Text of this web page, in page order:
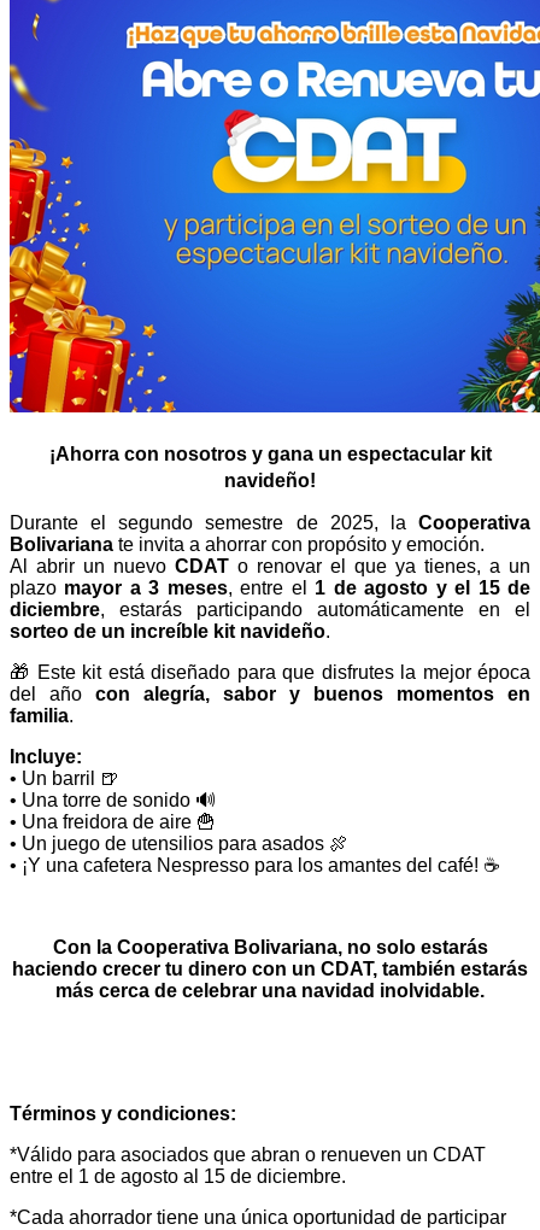
¡Ahorra con nosotros y gana un espectacular kit
navideño!
Durante el segundo semestre de 2025, la Cooperativa
Bolivariana te invita a ahorrar con propósito y emoción.
Al abrir un nuevo CDAT o renovar el que ya tienes, a un
plazo mayor a 3 meses, entre el 1 de agosto y el 15 de
diciembre, estarás participando automáticamente en el
sorteo de un increíble kit navideño.
🎁 Este kit está diseñado para que disfrutes la mejor época
del año con alegría, sabor y buenos momentos en
familia.
Incluye:
• Un barril
🍺
• Una torre de sonido 🔊
• Una freidora de aire 🍟
• Un juego de utensilios para asados 🍖
• ¡Y una cafetera Nespresso para los amantes del café! ☕
Con la Cooperativa Bolivariana, no solo estarás
haciendo crecer tu dinero con un CDAT, también estarás
más cerca de celebrar una navidad inolvidable.
Términos y condiciones:
*Válido para asociados que abran o renueven un CDAT
entre el 1 de agosto al 15 de diciembre.
*Cada ahorrador tiene una única oportunidad de participar